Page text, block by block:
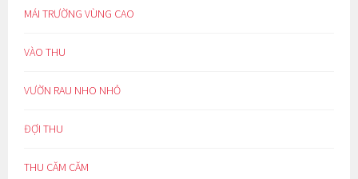
MÁI TRƯỜNG VÙNG CAO
VÀO THU
VƯỜN RAU NHO NHỎ
ĐỢI THU
THU CĂM CĂM